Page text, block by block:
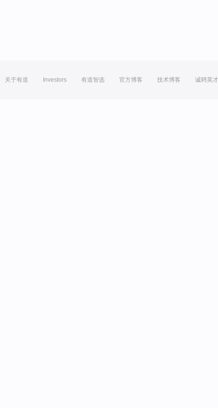
关于有道 Investors 有道智选 官方博客 技术博客 诚聘英才